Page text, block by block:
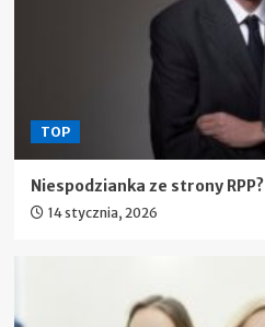
TOP
Niespodzianka ze strony RPP?
14 stycznia, 2026